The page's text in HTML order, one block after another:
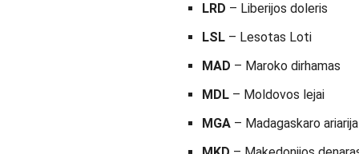
LRD – Liberijos doleris
LSL – Lesotas Loti
MAD – Maroko dirhamas
MDL – Moldovos lejai
MGA – Madagaskaro ariarija